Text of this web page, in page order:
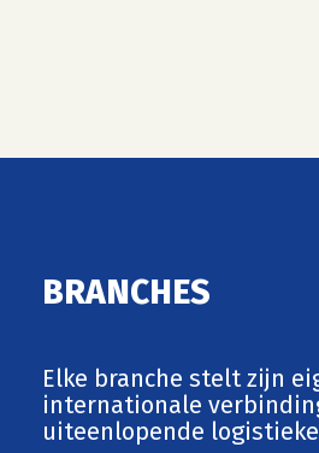
BRANCHES
Elke branche stelt zijn
internationale
uiteenlopende